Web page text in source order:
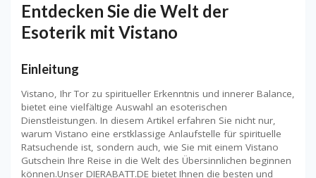
Entdecken Sie die Welt der
Esoterik mit Vistano
Einleitung
Vistano, Ihr Tor zu spiritueller Erkenntnis und innerer Balance,
bietet eine vielfältige Auswahl an esoterischen
Dienstleistungen. In diesem Artikel erfahren Sie nicht nur,
warum Vistano eine erstklassige Anlaufstelle für spirituelle
Ratsuchende ist, sondern auch, wie Sie mit einem Vistano
Gutschein Ihre Reise in die Welt des Übersinnlichen beginnen
können.Unser DIERABATT.DE bietet Ihnen die besten und